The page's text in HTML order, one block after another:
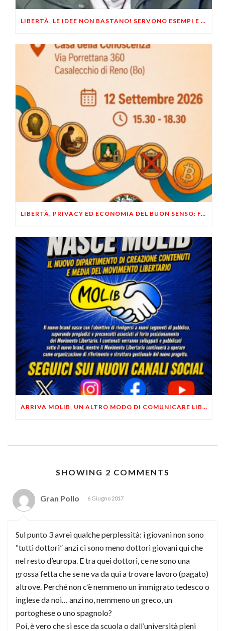
LIBERTÀ, LE IDEE NON BASTANO! SERVONO ESEMPI E UN PO’ DI COERENZA
LIBERTÀ, PRIVACY ED ECONOMIA DEL BUON SENSO: FACCO E MUSUMECI A CASALECCHIO DI RENO (BO)
ARRIVA MOLIB, UN ALTRO MODO DI COMUNICARE LIBERTARIO
SHOWING 2 COMMENTS
Gran Pollo 6 Giugno 2017
Sul punto 3 avrei qualche perplessità: i giovani non sono
“tutti dottori” anzi ci sono meno dottori giovani qui che
nel resto d’europa. E tra quei dottori, ce ne sono una
grossa fetta che se ne va da qui a trovare lavoro (pagato)
altrove. Perché non c’è nemmeno un immigrato tedesco o
inglese da noi… anzi no, nemmeno un greco, un
portoghese o uno spagnolo?
Poi, è vero che si esce da scuola o dall’università pieni